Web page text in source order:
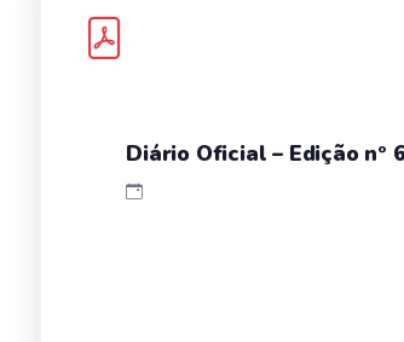
Diário Oficial – Edição nº